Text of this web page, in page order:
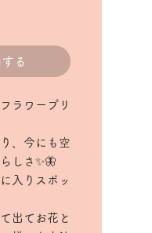
る
ラワープリ
、今にも空
しさ✨🦋
入りスポッ
出てお花と